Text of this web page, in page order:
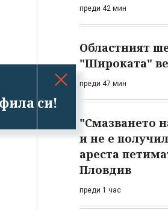
си!
преди 42 мин
Областният
"Широката"
преди 47 мин
"Смазването
и не е
ареста
Пловдив
преди 1 час